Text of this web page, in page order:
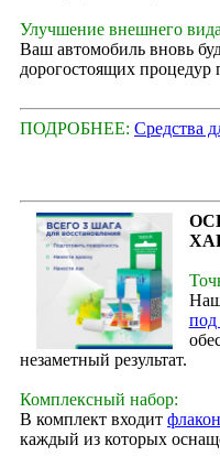
Улучшение внешнего
Ваш автомобиль вновь
дорогостоящих процедур
ПОДРОБНЕЕ: Средства
под
незаметный результат.
Комплексный набор:
В комплект входит
каждый из которых